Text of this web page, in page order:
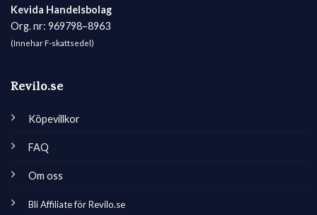
Kevida Handelsbolag
Org. nr: 969798–8963
(Innehar F-skattsedel)
Revilo.se
Köpevillkor
FAQ
Om oss
Bli Affiliate för Revilo.se